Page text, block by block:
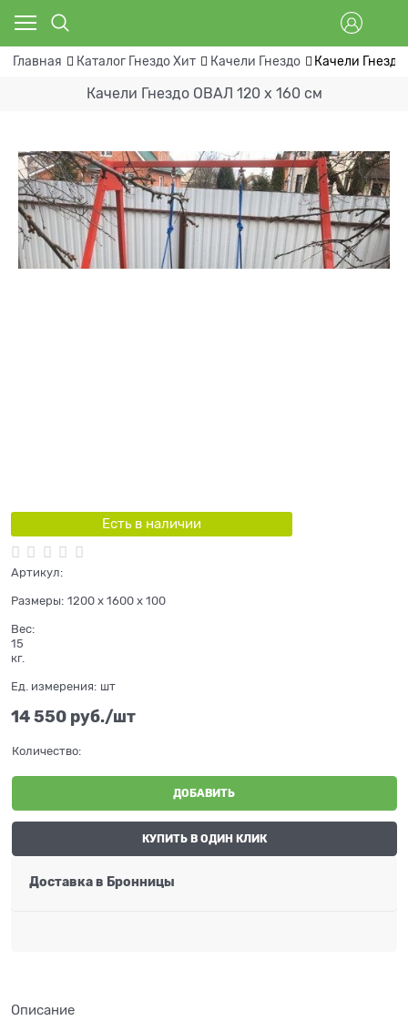
Главная Каталог Гнездо Хит Качели Гнездо Качели
Качели Гнездо ОВАЛ 120 х 160 см
Есть в наличии
Артикул:
Размеры: 1200 x 1600 x 100
Вес:
15
кг.
Ед. измерения: шт
14 550 руб./шт
Количество:
ДОБАВИТЬ
КУПИТЬ В ОДИН КЛИК
Доставка в Бронницы
Описание